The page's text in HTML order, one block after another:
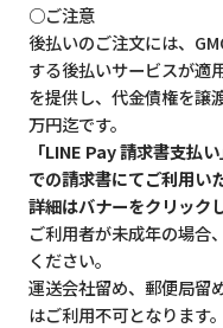
○ご注意
後払いのご注文には、
する後払いサービスが適
を提供し、代金債権を譲
万円迄です。
「LINE Pay 請求書支払
での請求書にてご利用い
詳細はバナーをクリック
ご利用者が未成年の場合
ください。
運送会社留め、郵便局留
はご利用不可となります。